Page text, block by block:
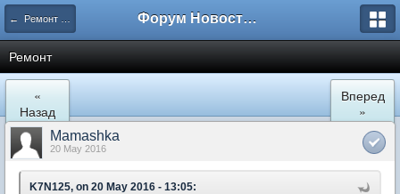
← Ремонт и обустройство Форум Новостройки
Ремонт
«
Назад
Вперед
»
Mamashka
20 May 2016
K7N125, on 20 May 2016 - 13:05: